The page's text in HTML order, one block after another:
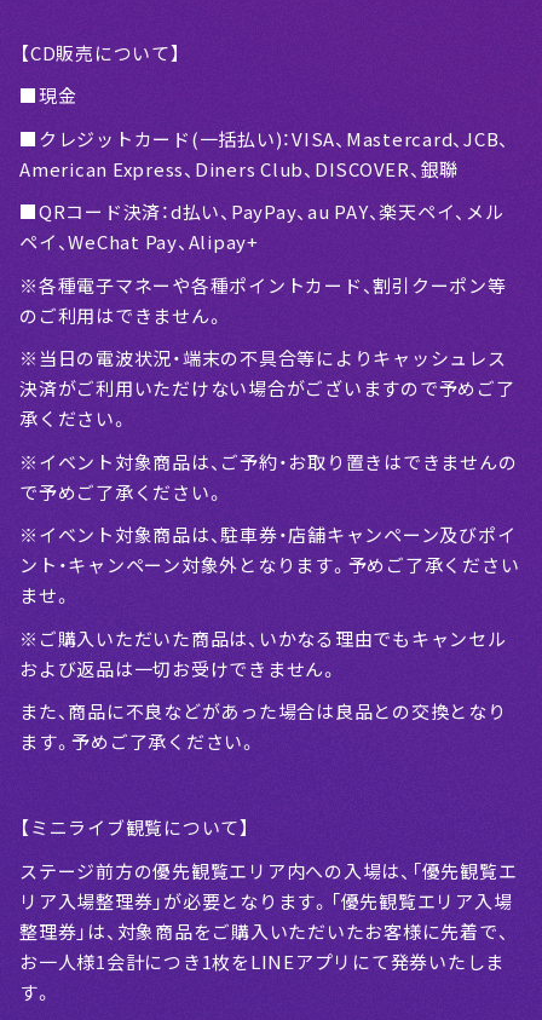
【CD販売について】
■現金
■クレジットカード(一括払い)：VISA、Mastercard、JCB、
American Express、Diners Club、DISCOVER、銀聯
■QRコード決済：d払い、PayPay、au PAY、楽天ペイ、メル
ペイ、WeChat Pay、Alipay+
※各種電子マネーや各種ポイントカード、割引クーポン等
のご利用はできません。
※当日の電波状況・端末の不具合等によりキャッシュレス
決済がご利用いただけない場合がございますので予めご了
承ください。
※イベント対象商品は、ご予約・お取り置きはできませんの
で予めご了承ください。
※イベント対象商品は、駐車券・店舗キャンペーン及びポイ
ント・キャンペーン対象外となります。予めご了承ください
ませ。
※ご購入いただいた商品は、いかなる理由でもキャンセル
および返品は一切お受けできません。
また、商品に不良などがあった場合は良品との交換となり
ます。予めご了承ください。
【ミニライブ観覧について】
ステージ前方の優先観覧エリア内への入場は、「優先観覧エ
リア入場整理券」が必要となります。「優先観覧エリア入場
整理券」は、対象商品をご購入いただいたお客様に先着で、
お一人様1会計につき1枚をLINEアプリにて発券いたしま
す。